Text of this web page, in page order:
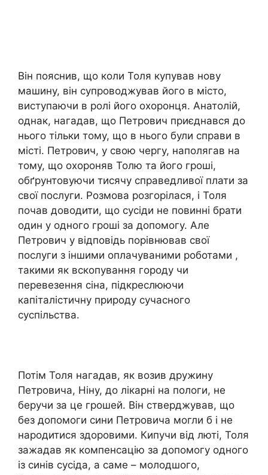
Він пояснив, що коли Толя купував нову
машину, він супроводжував його в місто,
виступаючи в ролі його охоронця. Анатолій,
однак, нагадав, що Петрович приєднався до
нього тільки тому, що в нього були справи в
місті. Петрович, у свою чергу, наполягав на
тому, що охороняв Толю та його гроші,
обґрунтовуючи тисячу справедливої плати за
свої послуги. Розмова розгорілася, і Толя
почав доводити, що сусіди не повинні брати
один у одного гроші за допомогу. Але
Петрович у відповідь порівнював свої
послуги з іншими оплачуваними роботами ,
такими як вскопування городу чи
перевезення сіна, підкреслюючи
капіталістичну природу сучасного
суспільства.
Потім Толя нагадав, як возив дружину
Петровича, Ніну, до лікарні на пологи, не
беручи за це грошей. Він стверджував, що
без допомоги сини Петровича могли б і не
народитися здоровими. Кипучи від люті, Толя
зажадав як компенсацію за допомогу одного
із синів сусіда, а саме – молодшого,